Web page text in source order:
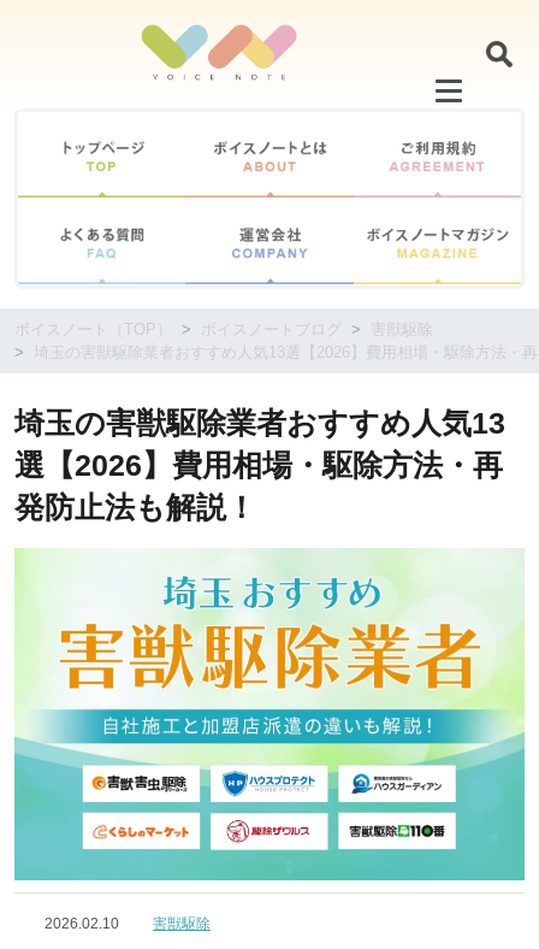
ボイスノート（TOP） ボイスノートブログ
害獣駆除
埼玉の害獣駆除業者おすすめ人気13選【2026】費用相場・駆除方法・
埼玉の害獣駆除業者おすすめ人気13
選【2026】費用相場・駆除方法・再
発防止法も解説！
2026.02.10 害獣駆除